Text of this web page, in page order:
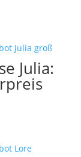
Julia: